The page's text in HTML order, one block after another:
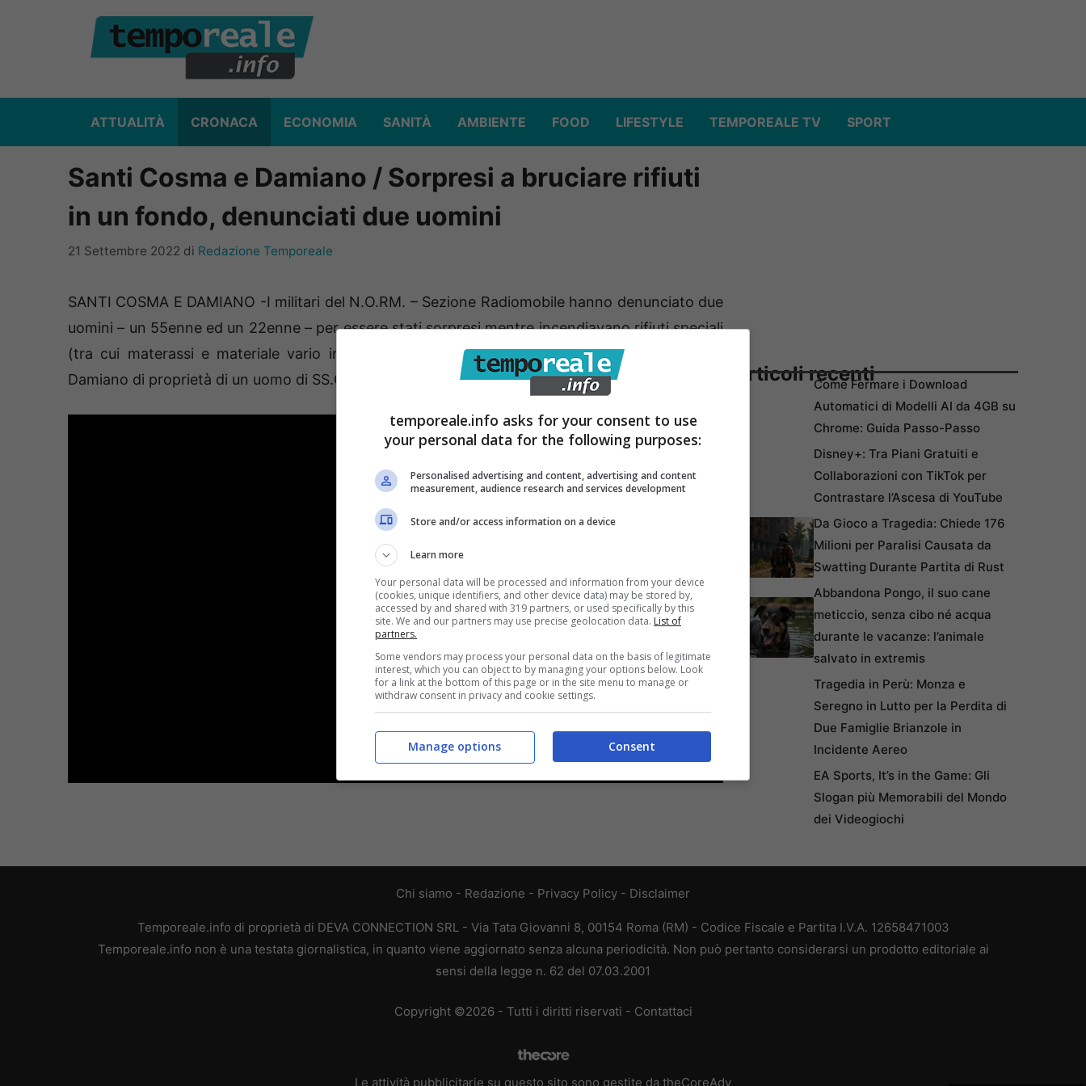
ATTUALITÀ CRONACA ECONOMIA SANITÀ AMBIENTE FOOD LIFESTYLE TEMPOREALE TV SPORT
Santi Cosma e Damiano / Sorpresi a bruciare rifiuti
in un fondo, denunciati due uomini
21 Settembre 2022 di Redazione Temporeale
SANTI COSMA E DAMIANO -I militari del N.O.RM. – Sezione Radiomobile hanno denunciato due
uomini – un 55enne ed un 22enne – per essere stati sorpresi mentre incendiavano rifiuti speciali
(tra cui materassi e materiale vario in plastica) all’interno di un terreno sito a SS.Cosma e
Damiano di proprietà di un uomo di SS.Cosma e Damiano.
Articoli recentiCome Fermare i Download
Automatici di Modelli AI da 4GB su
Chrome: Guida Passo-Passo
Disney+: Tra Piani Gratuiti e
Collaborazioni con TikTok per
Contrastare l’Ascesa di YouTube
Da Gioco a Tragedia: Chiede 176
Milioni per Paralisi Causata da
Swatting Durante Partita di Rust
Abbandona Pongo, il suo cane
meticcio, senza cibo né acqua
durante le vacanze: l’animale
salvato in extremis
Tragedia in Perù: Monza e
Seregno in Lutto per la Perdita di
Due Famiglie Brianzole in
Incidente Aereo
EA Sports, It’s in the Game: Gli
Slogan più Memorabili del Mondo
dei Videogiochi
Chi siamo - Redazione - Privacy Policy - Disclaimer
Temporeale.info di proprietà di DEVA CONNECTION SRL - Via Tata Giovanni 8, 00154 Roma (RM) - Codice Fiscale e Partita I.V.A. 12658471003
Temporeale.info non è una testata giornalistica, in quanto viene aggiornato senza alcuna periodicità. Non può pertanto considerarsi un prodotto editoriale ai
sensi della legge n. 62 del 07.03.2001
Copyright ©2026 - Tutti i diritti riservati - Contattaci
Le attività pubblicitarie su questo sito sono gestite da theCoreAdv
temporeale.info asks for your consent to use
your personal data for the following purposes:
Personalised advertising and content, advertising and content
measurement, audience research and services development
Store and/or access information on a device
Learn more
Your personal data will be processed and information from your device
(cookies, unique identifiers, and other device data) may be stored by,
accessed by and shared with 319 partners, or used specifically by this
site. We and our partners may use precise geolocation data. List of
partners.
Some vendors may process your personal data on the basis of legitimate
interest, which you can object to by managing your options below. Look
for a link at the bottom of this page or in the site menu to manage or
withdraw consent in privacy and cookie settings.
Consent
Manage options